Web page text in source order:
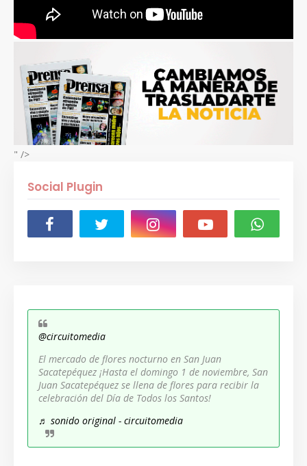
" />
Social Plugin
@circuitomedia
El mercado de flores nocturno en San Juan
Sacatepéquez ¡Hasta el domingo 1 de noviembre, San
Juan Sacatepéquez se llena de flores para recibir la
celebración del Día de Todos los Santos!
♬ sonido original - circuitomedia